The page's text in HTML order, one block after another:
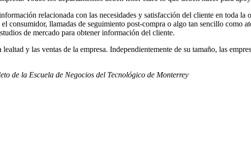
relacionada con las necesidades y satisfacción del cliente en toda la
consumidor, llamadas de seguimiento post-compra o algo tan sencillo como
de mercado para obtener información del cliente.
y las ventas de la empresa. Independientemente de su tamaño, las
de la Escuela de Negocios del Tecnológico de Monterrey